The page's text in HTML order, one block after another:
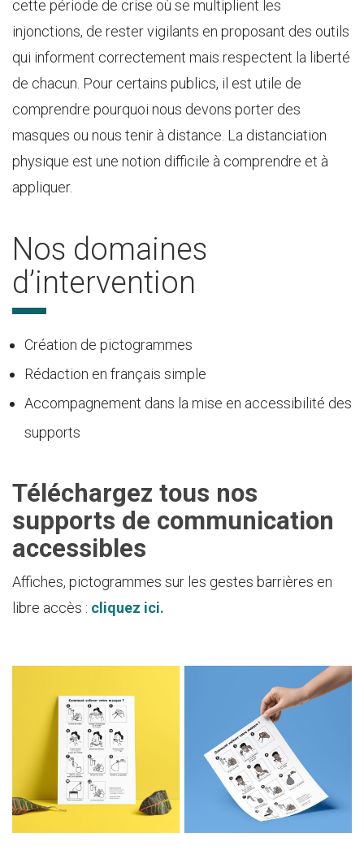
cette période de crise où se multiplient les
injonctions, de rester vigilants en proposant des outils
qui informent correctement mais respectent la liberté
de chacun. Pour certains publics, il est utile de
comprendre pourquoi nous devons porter des
masques ou nous tenir à distance. La distanciation
physique est une notion difficile à comprendre et à
appliquer.
Nos domaines
d’intervention
Création de pictogrammes
Rédaction en français simple
Accompagnement dans la mise en accessibilité des
supports
Téléchargez tous nos
supports de communication
accessibles
Affiches, pictogrammes sur les gestes barrières en
libre accès : cliquez ici.